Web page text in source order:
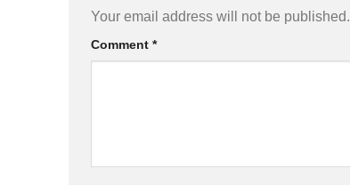
Your email address will not be published.
Comment *